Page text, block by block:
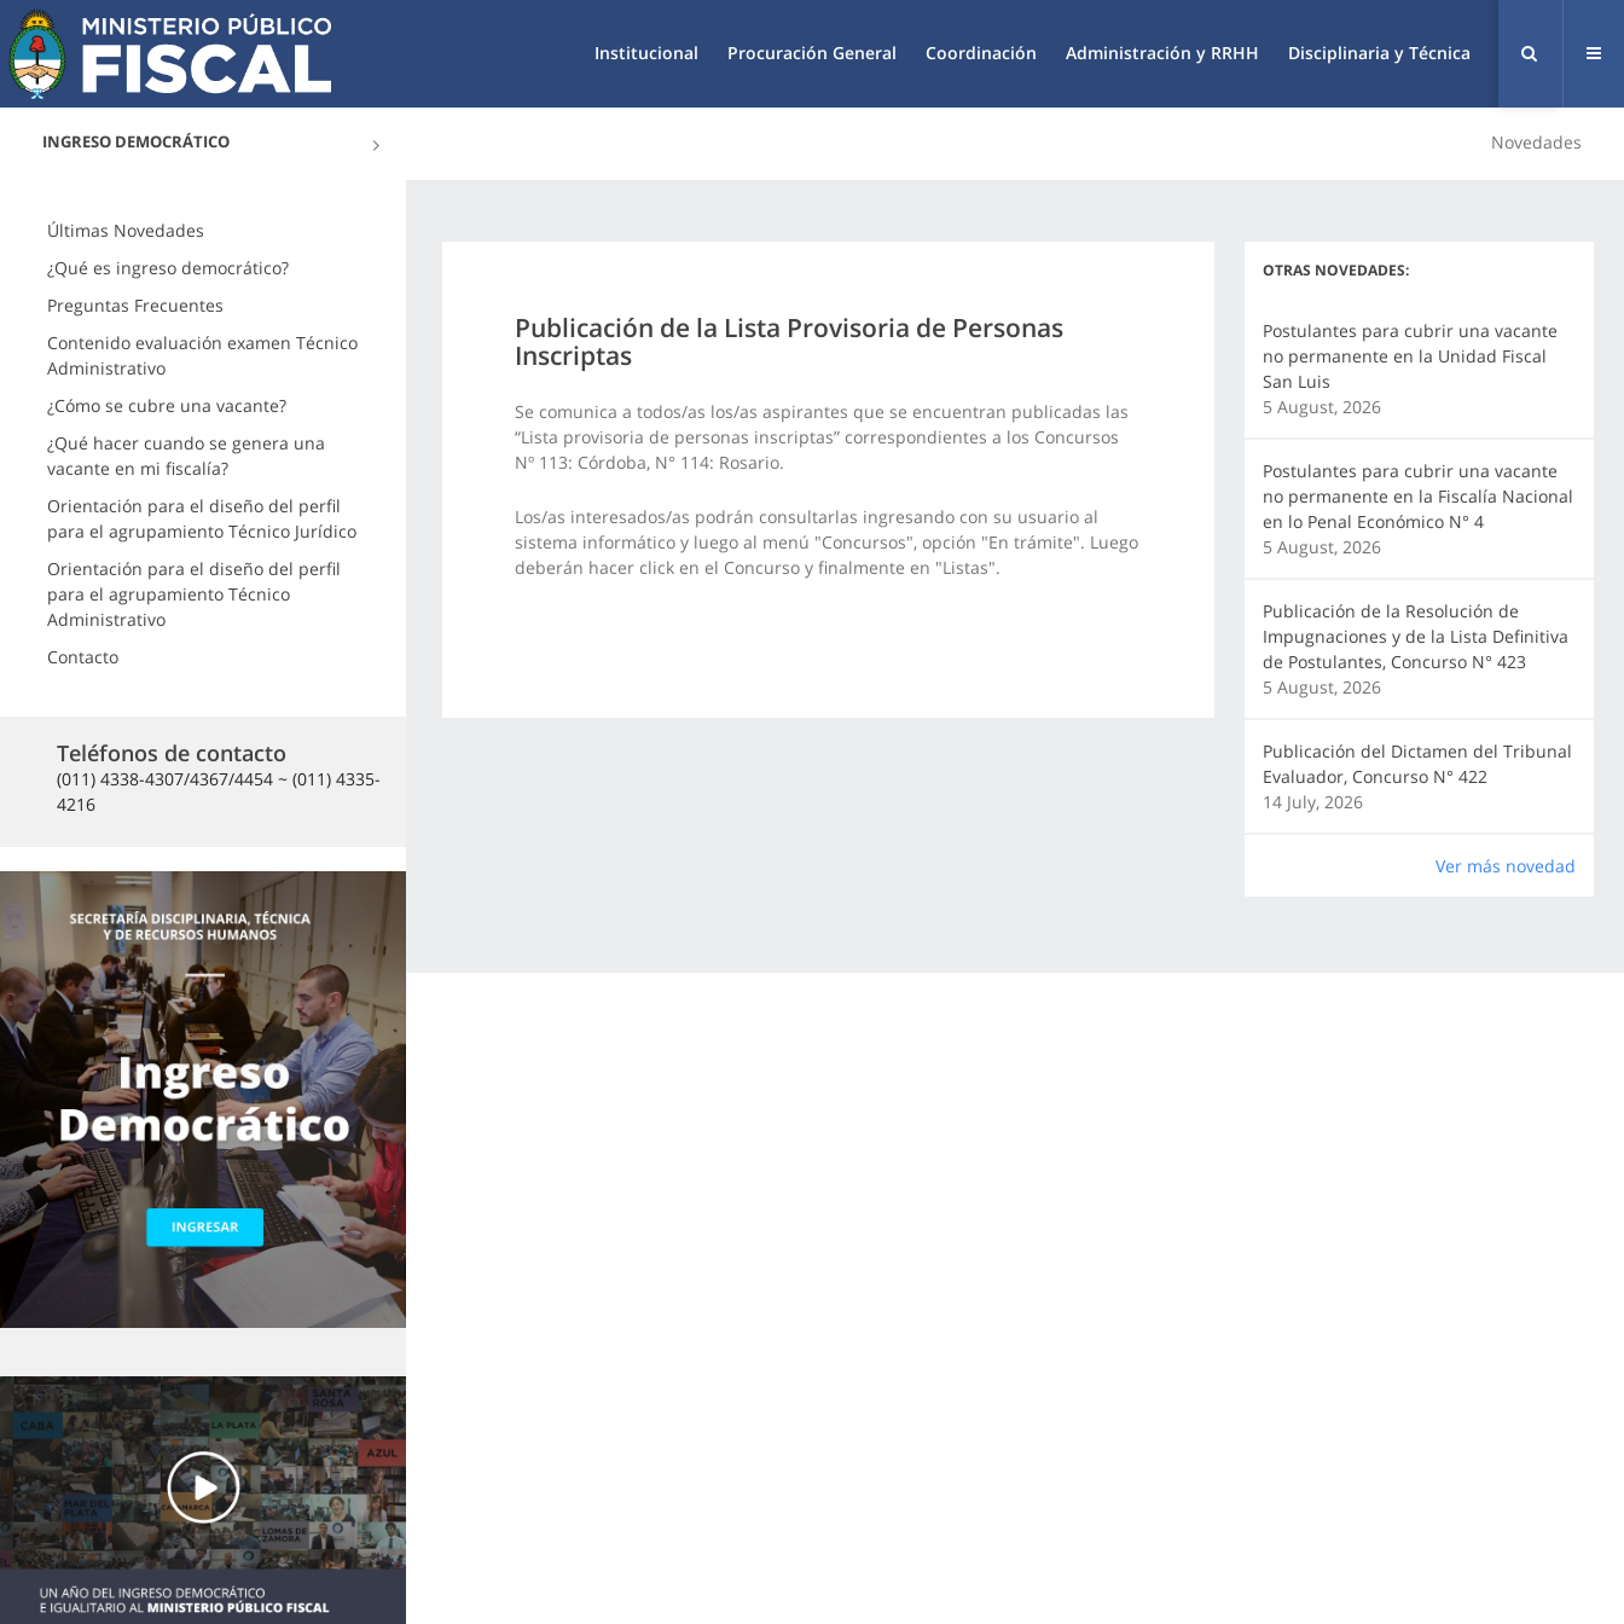
Institucional Procuración General Coordinación Administración y RRHH Disciplinaria y Técnica
INGRESO DEMOCRÁTICO Novedades
Últimas Novedades
¿Qué es ingreso democrático?
Preguntas Frecuentes
Contenido evaluación examen Técnico
Administrativo
¿Cómo se cubre una vacante?
¿Qué hacer cuando se genera una
vacante en mi fiscalía?
Orientación para el diseño del perfil
para el agrupamiento Técnico Jurídico
Orientación para el diseño del perfil
para el agrupamiento Técnico
Administrativo
Contacto
Teléfonos de contacto
(011) 4338-4307/4367/4454 ~ (011) 4335-
4216
Publicación de la Lista Provisoria de Personas
Inscriptas
Se comunica a todos/as los/as aspirantes que se encuentran publicadas las
“Lista provisoria de personas inscriptas” correspondientes a los Concursos
Nº 113: Córdoba, N° 114: Rosario.
Los/as interesados/as podrán consultarlas ingresando con su usuario al
sistema informático y luego al menú "Concursos", opción "En trámite". Luego
deberán hacer click en el Concurso y finalmente en "Listas".
OTRAS NOVEDADES:
Postulantes para cubrir una vacante
no permanente en la Unidad Fiscal
San Luis
5 August, 2026
Postulantes para cubrir una vacante
no permanente en la Fiscalía Nacional
en lo Penal Económico N° 4
5 August, 2026
Publicación de la Resolución de
Impugnaciones y de la Lista Definitiva
de Postulantes, Concurso N° 423
5 August, 2026
Publicación del Dictamen del Tribunal
Evaluador, Concurso N° 422
14 July, 2026
Ver más novedad